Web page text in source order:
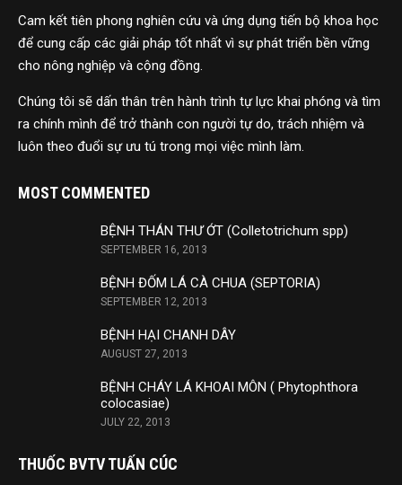
Cam kết tiên phong nghiên cứu và ứng dụng tiến bộ khoa học
để cung cấp các giải pháp tốt nhất vì sự phát triển bền vững
cho nông nghiệp và cộng đồng.
Chúng tôi sẽ dấn thân trên hành trình tự lực khai phóng và tìm
ra chính mình để trở thành con người tự do, trách nhiệm và
luôn theo đuổi sự ưu tú trong mọi việc mình làm.
MOST COMMENTED
BỆNH THÁN THƯ ỚT (Colletotrichum spp)
SEPTEMBER 16, 2013
BỆNH ĐỐM LÁ CÀ CHUA (SEPTORIA)
SEPTEMBER 12, 2013
BỆNH HẠI CHANH DÂY
AUGUST 27, 2013
BỆNH CHÁY LÁ KHOAI MÔN ( Phytophthora
colocasiae)
JULY 22, 2013
THUỐC BVTV TUẤN CÚC